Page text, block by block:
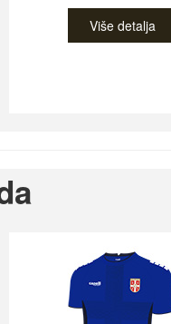
Više detalja